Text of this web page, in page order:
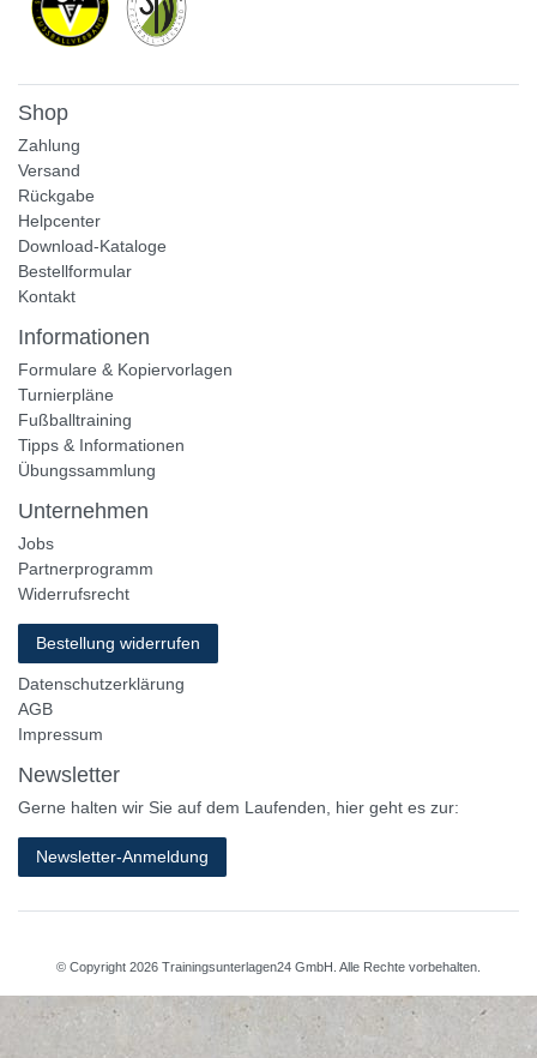
Shop
Zahlung
Versand
Rückgabe
Helpcenter
Download-Kataloge
Bestellformular
Kontakt
Informationen
Formulare & Kopiervorlagen
Turnierpläne
Fußballtraining
Tipps & Informationen
Übungssammlung
Unternehmen
Jobs
Partnerprogramm
Widerrufsrecht
Bestellung widerrufen
Datenschutzerklärung
AGB
Impressum
Newsletter
Gerne halten wir Sie auf dem Laufenden, hier geht es zur:
Newsletter-Anmeldung
© Copyright 2026 Trainingsunterlagen24 GmbH. Alle Rechte vorbehalten.